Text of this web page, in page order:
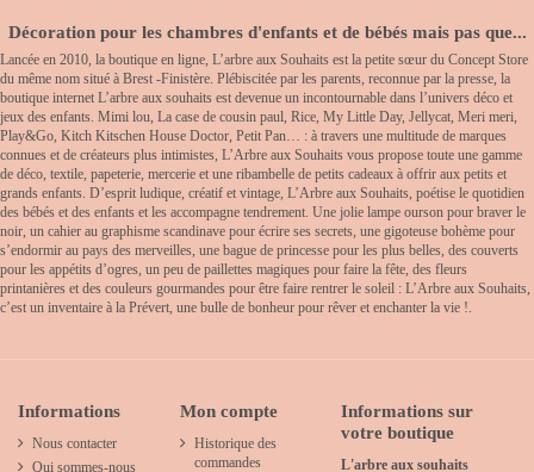
Décoration pour les chambres d'enfants et de bébés mais pas que...
Lancée en 2010, la boutique en ligne, L’arbre aux Souhaits est la petite sœur du Concept Store
du même nom situé à Brest -Finistère. Plébiscitée par les parents, reconnue par la presse, la
boutique internet L’arbre aux souhaits est devenue un incontournable dans l’univers déco et
jeux des enfants. Mimi lou, La case de cousin paul, Rice, My Little Day, Jellycat, Meri meri,
Play&Go, Kitch Kitschen House Doctor, Petit Pan… : à travers une multitude de marques
connues et de créateurs plus intimistes, L’Arbre aux Souhaits vous propose toute une gamme
de déco, textile, papeterie, mercerie et une ribambelle de petits cadeaux à offrir aux petits et
grands enfants. D’esprit ludique, créatif et vintage, L’Arbre aux Souhaits, poétise le quotidien
des bébés et des enfants et les accompagne tendrement. Une jolie lampe ourson pour braver le
noir, un cahier au graphisme scandinave pour écrire ses secrets, une gigoteuse bohème pour
s’endormir au pays des merveilles, une bague de princesse pour les plus belles, des couverts
pour les appétits d’ogres, un peu de paillettes magiques pour faire la fête, des fleurs
printanières et des couleurs gourmandes pour être faire rentrer le soleil : L’Arbre aux Souhaits,
c’est un inventaire à la Prévert, une bulle de bonheur pour rêver et enchanter la vie !.
Informations
Nous contacter
Qui sommes-nous
Mon compte
Historique des
commandes
Informations sur
votre boutique
L'arbre aux souhaits